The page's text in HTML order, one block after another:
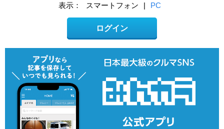
表示： スマートフォン | PC
ログイン